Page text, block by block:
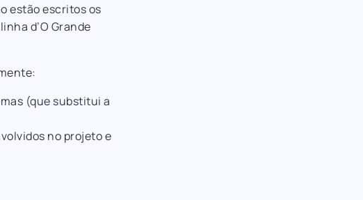
estão escritos os
d’O Grande
(que substitui a
no projeto e